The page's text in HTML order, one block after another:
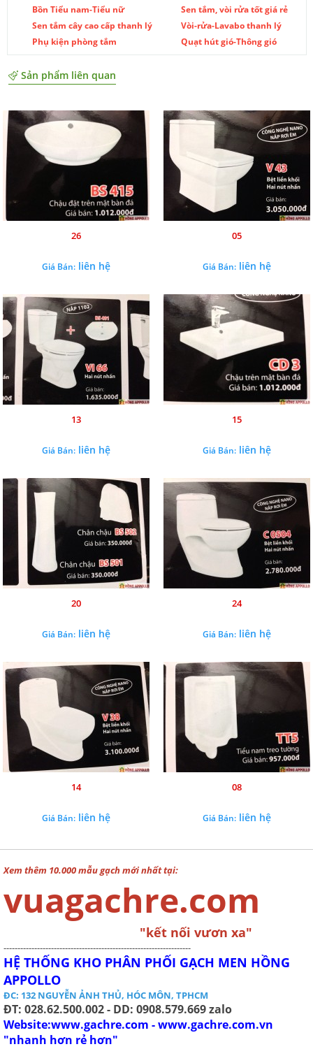
Bồn Tiểu nam-Tiểu nữ
Sen tắm, vòi rửa tốt giá rẻ
Sen tắm cây cao cấp thanh lý
Vòi-rửa-Lavabo thanh lý
Phụ kiện phòng tắm
Quạt hút gió-Thông gió
Sản phẩm liên quan
26
Giá Bán: liên hệ
05
Giá Bán:liên hệ
13
Giá Bán: liên hệ
15
Giá Bán:liên hệ
20
Giá Bán: liên hệ
24
Giá Bán:liên hệ
14
Giá Bán: liên hệ
08
Giá Bán:liên hệ
Xem thêm 10.000 mẫu gạch mới nhất tại:
vuagachre.com
"kết nối vươn xa"
-------------------------------------------------------------------
HỆ THỐNG KHO PHÂN PHỐI GẠCH MEN HỒNG
APPOLLO
ĐC: 132 NGUYỄN ẢNH THỦ, HÓC MÔN, TPHCM
ĐT: 028.62.500.002 - DD: 0908.579.669 zalo
Website:www.gachre.com - www.gachre.com.vn
"nhanh hơn rẻ hơn"